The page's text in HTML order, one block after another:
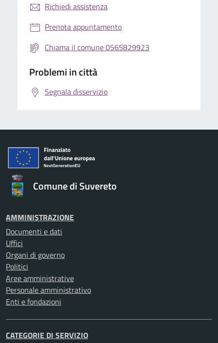
Richiedi assistenza
Prenota appuntamento
Chiama il comune 0565829923
Problemi in città
Segnala disservizio
Comune di Suvereto
AMMINISTRAZIONE
Documenti e dati
Uffici
Organi di governo
Politici
Aree amministrative
Personale amministrativo
Enti e fondazioni
CATEGORIE DI SERVIZIO